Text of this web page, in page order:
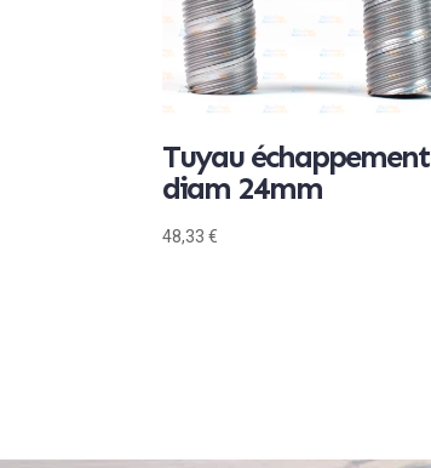
Tuyau échappement
diam 24mm
48,33€